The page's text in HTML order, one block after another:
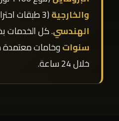
والخارجية(3 طبقات احترافية)، و
الهندسي. كل الخدمات
سنواتوخامات معتمدة
خلال 24 ساعة.